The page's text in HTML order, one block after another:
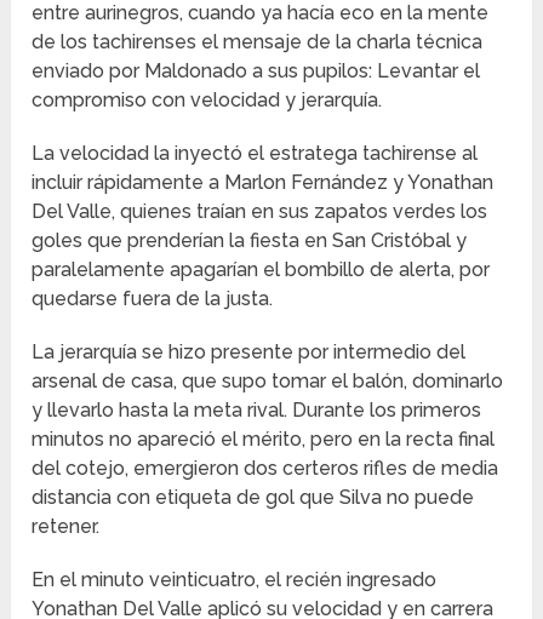
entre aurinegros, cuando ya hacía eco en la mente
de los tachirenses el mensaje de la charla técnica
enviado por Maldonado a sus pupilos: Levantar el
compromiso con velocidad y jerarquía.
La velocidad la inyectó el estratega tachirense al
incluir rápidamente a Marlon Fernández y Yonathan
Del Valle, quienes traían en sus zapatos verdes los
goles que prenderían la fiesta en San Cristóbal y
paralelamente apagarían el bombillo de alerta, por
quedarse fuera de la justa.
La jerarquía se hizo presente por intermedio del
arsenal de casa, que supo tomar el balón, dominarlo
y llevarlo hasta la meta rival. Durante los primeros
minutos no apareció el mérito, pero en la recta final
del cotejo, emergieron dos certeros rifles de media
distancia con etiqueta de gol que Silva no puede
retener.
En el minuto veinticuatro, el recién ingresado
Yonathan Del Valle aplicó su velocidad y en carrera